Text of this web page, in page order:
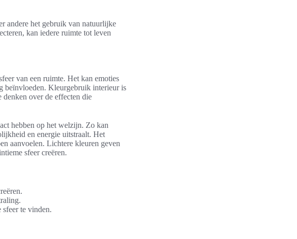
andere het gebruik van natuurlijke
kan iedere ruimte tot leven
van een ruimte. Het kan emoties
beïnvloeden. Kleurgebruik interieur is
denken over de effecten die
hebben op het welzijn. Zo kan
en energie uitstraalt. Het
aanvoelen. Lichtere kleuren geven
sfeer creëren.
te vinden.